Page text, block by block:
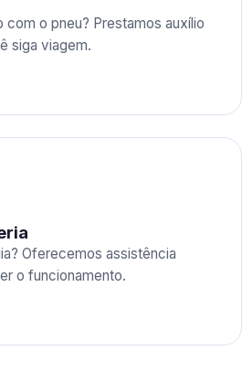
com o pneu? Prestamos auxílio
siga viagem.
Oferecemos assistência
o funcionamento.